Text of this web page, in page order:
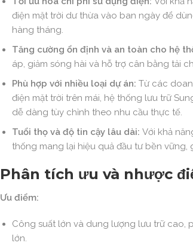
điện mặt trời dư thừa vào ban ngày để
hàng tháng.
Tăng cường ổn định và an toàn cho hệ
áp, giảm sóng hài và hỗ trợ cân bằng tải
Phù hợp với nhiều loại dự án: Từ các
điện mặt trời trên mái, hệ thống lưu trữ
dễ dàng tùy chỉnh theo nhu cầu thực tế.
Tuổi thọ và độ tin cậy lâu dài: Với khả
thống mang lại hiệu quả đầu tư bền
Phân tích ưu và nhược
Ưu điểm:
Công suất lớn và dung lượng lưu trữ
lớn.